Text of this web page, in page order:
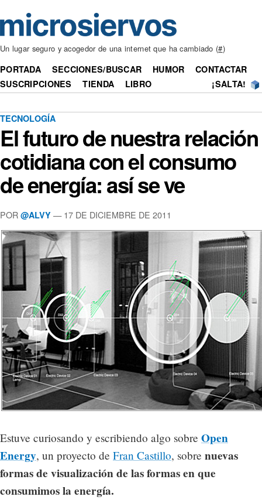
Un lugar seguro y acogedor de una internet que ha cambiado (#)
PORTADA SECCIONES/BUSCAR HUMOR
CONTACTAR
SUSCRIPCIONES
TIENDA LIBRO ¡SALTA!
TECNOLOGÍA
El futuro de nuestra relación
cotidiana con el consumo
de energía: así se ve
POR @ALVY — 17 DE DICIEMBRE DE 2011
Estuve curiosando y escribiendo algo sobre Open
Energy, un proyecto de Fran Castillo, sobre nuevas
formas de visualización de las formas en que
consumimos la energía.